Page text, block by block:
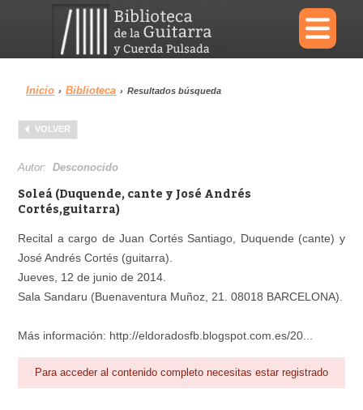
×
Menu
Biblioteca
Área personal Reproductor
Inicio › Biblioteca › Resultados búsqueda
VOLVER
Autor:Desconocido
Soleá (Duquende, cante y José Andrés
Cortés,guitarra)
Recital a cargo de Juan Cortés Santiago, Duquende (cante) y
José Andrés Cortés (guitarra).
Jueves, 12 de junio de 2014.
Sala Sandaru (Buenaventura Muñoz, 21. 08018 BARCELONA).
Más información: http://eldoradosfb.blogspot.com.es/20...
Para acceder al contenido completo necesitas estar registrado